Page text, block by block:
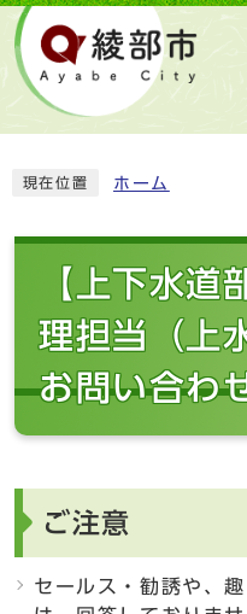
現在位置 ホーム
【上下水道
理担当（上
お問い合わ
ご注意
セールス・勧誘や、